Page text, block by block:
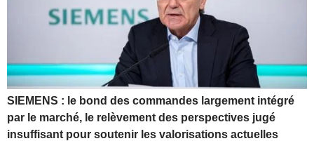
SIEMENS : le bond des commandes largement intégré
par le marché, le relèvement des perspectives jugé
insuffisant pour soutenir les valorisations actuelles